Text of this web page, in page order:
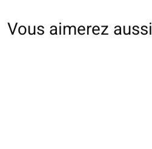
Vous aimerez aussi